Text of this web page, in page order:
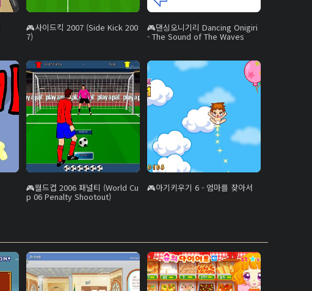
사이드킥 2007 (Side Kick 200
7)
댄싱오니기리 Dancing Onigiri
- The Sound of The Waves
월드컵 2006 패널티 (World Cu
p 06 Penalty Shootout)
아기키우기 6 - 엄마를 찾아서